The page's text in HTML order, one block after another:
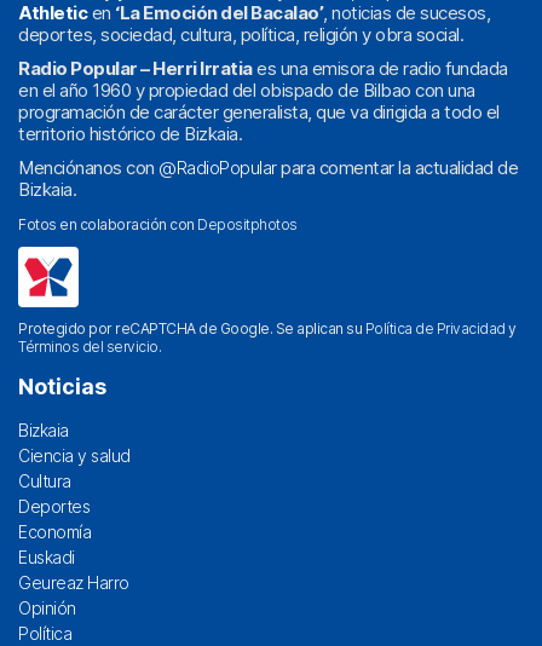
Athleticen ‘La Emoción del Bacalao’, noticias de sucesos,
deportes, sociedad, cultura, política, religión y obra social.
Radio Popular – Herri Irratiaes una emisora de radio fundada
en el año 1960 y propiedad del obispado de Bilbao con una
programación de carácter generalista, que va dirigida a todo el
territorio histórico de Bizkaia.
Menciónanos con @RadioPopularpara comentar la actualidad de
Bizkaia.
Fotos en colaboración con Depositphotos
Protegido por reCAPTCHA de Google. Se aplican su Política de Privacidad y
Términos del servicio.
Noticias
Bizkaia
Ciencia y salud
Cultura
Deportes
Economía
Euskadi
Geureaz Harro
Opinión
Política